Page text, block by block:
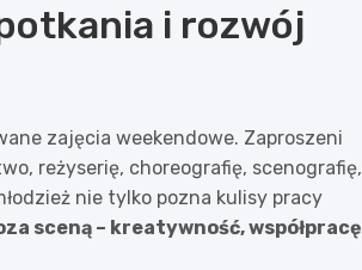
i rozwój
zajęcia weekendowe. Zaproszeni
reżyserię, choreografię, scenografię,
nie tylko pozna kulisy pracy
sceną – kreatywność, współpracę